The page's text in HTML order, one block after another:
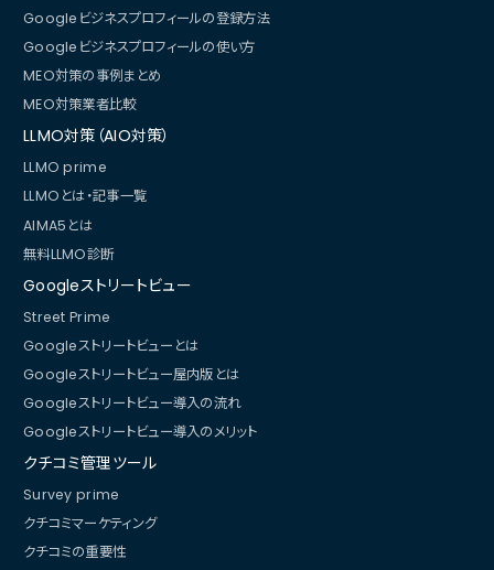
Googleビジネスプロフィールの登録方法
Googleビジネスプロフィールの使い方
MEO対策の事例まとめ
MEO対策業者比較
LLMO対策（AIO対策）
LLMO prime
LLMOとは・記事一覧
AIMA5とは
無料LLMO診断
Googleストリートビュー
Street Prime
Googleストリートビューとは
Googleストリートビュー屋内版とは
Googleストリートビュー導入の流れ
Googleストリートビュー導入のメリット
クチコミ管理ツール
Survey prime
クチコミマーケティング
クチコミの重要性